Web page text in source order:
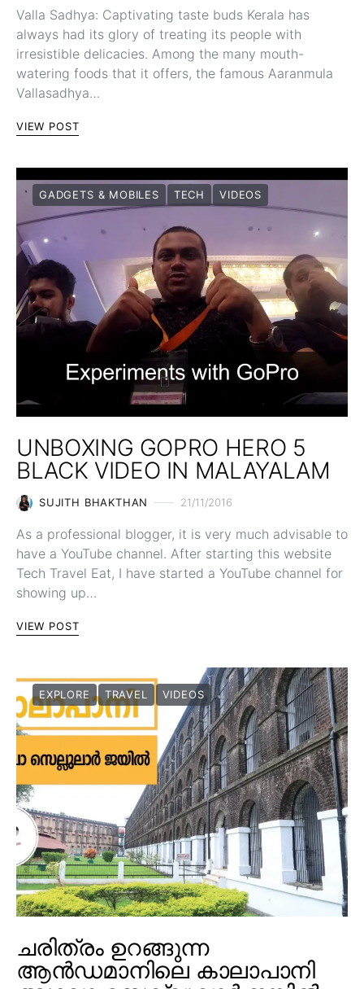
Valla Sadhya: Captivating taste buds Kerala has
always had its glory of treating its people with
irresistible delicacies. Among the many mouth-
watering foods that it offers, the famous Aaranmula
Vallasadhya…
VIEW POST
GADGETS & MOBILES TECH VIDEOS
UNBOXING GOPRO HERO 5
BLACK VIDEO IN MALAYALAM
SUJITH BHAKTHAN 21/11/2016
As a professional blogger, it is very much advisable to
have a YouTube channel. After starting this website
Tech Travel Eat, I have started a YouTube channel for
showing up…
VIEW POST
EXPLORE TRAVEL VIDEOS
ചരിത്രം ഉറങ്ങുന്ന
ആൻഡമാനിലെ കാലാപാനി